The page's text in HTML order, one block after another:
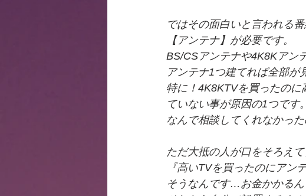
ではその面白いと言われる
【アンテナ】が必要です。
BS/CSアンテナや4K8Kアン
アンテナ1つ建てれば全部が
特に！4K8KTVを買ったの
ていない事が原因の1つです
なんで相談してくれなかっ
ただ大抵の人が口をそろえて
『高いTVを買ったのにアン
そうなんです…お金かかるん